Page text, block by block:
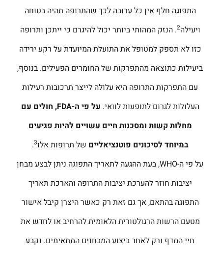
התפוגה חלף אין כל ערובה לכך שהתרופה תהיה בטוחה
ויעילה2. הנזק המהותי ביותר יכול להיגרם כי ייתכן ותרופה
כזו לא תספק למטופל את התועלת המיועדת על רקע ירידה
ביעילות כתוצאה מהתפרקות של החומרים הפעילים. בנוסף,
עם התפרקות התרופה היא עלולה לייצר תרכובות רעילות
העלולות לגרום לתופעות לוואי. על פי ה-FDA, חולים עם
מחלות קשות ומסכנות חיים עשויים להיות פגיעים
במיוחד לסיכונים פוטנציאליים של תרופות אלו3
.
על פי ה-WHO, בעת ההגעה לתאריך התפוגה ניתן לבצע מבחן
יציבות חוזר להערכת יציבות התרופה והארכת תאריך
התפוגה בהתאם, אך גם זאת רק כאשר היצרן קיבל אישור
מטעם הרשות הרגולטורית הלאומית להרחיב או לחדש את
חיי המדף ורק לאחר ביצוע המבחנים המתאימים. נקבע